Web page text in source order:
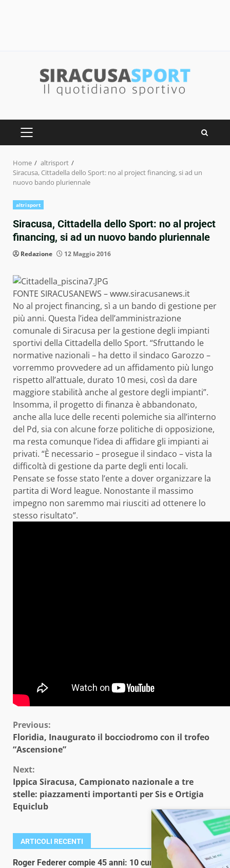
PRIMARY
Home
altrisport
Siracusa, Cittadella dello Sport: no al project financing, si ad un
nuovo bando pluriennale
altrisport
Siracusa, Cittadella dello Sport: no al project
financing, si ad un nuovo bando pluriennale
Redazione 12 Maggio 2016
FONTE SIRACUSANEWS –www.siracusanews.it
No al project financing, sì a un bando di gestione per
più anni. Questa l’idea dell’amministrazione
comunale di Siracusa per la gestione degli impianti
sportivi della Cittadella dello Sport. “Sfruttando le
normative nazionali – ha detto il sindaco Garozzo –
vorremmo provvedere ad un affidamento più lungo
rispetto all’attuale, durato 10 mesi, così da dare
maggiore stabilità anche al gestore degli impianti”.
Insomma, il progetto di finanza è abbandonato,
anche alla luce delle recenti polemiche sia all’interno
del Pd, sia con alcune forze politiche di opposizione,
ma resta comunque l’idea di affidare gli impianti ai
privati. “È necessario – prosegue il sindaco – vista la
difficoltà di gestione da parte degli enti locali.
Pensate se fosse stato l’ente a dover organizzare la
partita di Word league. Nonostante il massimo
impegno non saremmo mai riusciti ad ottenere lo
stesso risultato”.
Continue
Reading
Previous:
Floridia, Inaugurato il bocciodromo con il trofeo
“Ascensione”
Next:
Ippica Siracusa, Campionato nazionale a tre
stelle: piazzamenti importanti per Sis e Ortigia
Equiclub
ARTICOLI RECENTI
Roger Federer compie 45 anni: 10 curiosità